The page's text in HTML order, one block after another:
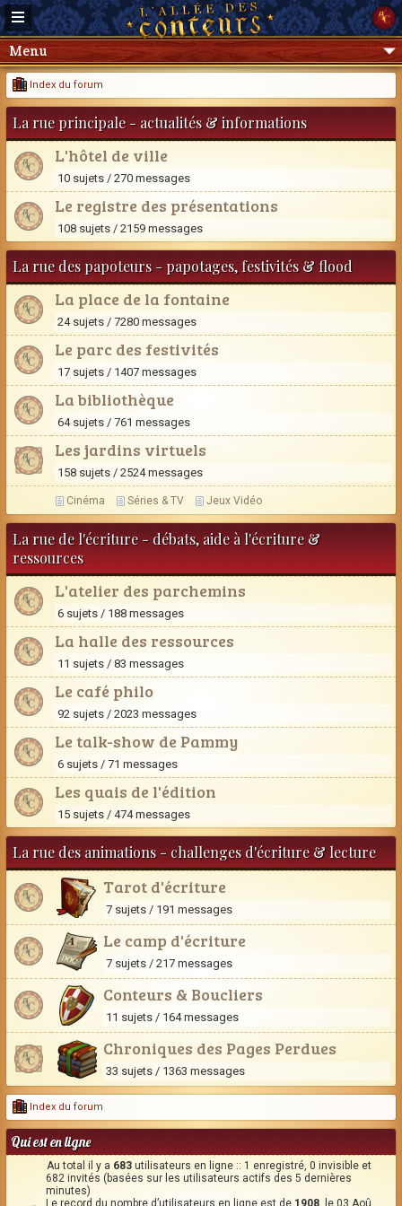
Menu
Index du forum
La rue principale - actualités & informations
L'hôtel de ville
10 sujets / 270 messages
Le registre des présentations
108 sujets / 2159 messages
La rue des papoteurs - papotages, festivités & flood
La place de la fontaine
24 sujets / 7280 messages
Le parc des festivités
17 sujets / 1407 messages
La bibliothèque
64 sujets / 761 messages
Les jardins virtuels
158 sujets / 2524 messages
Cinéma Séries & TV Jeux Vidéo
La rue de l'écriture - débats, aide à l'écriture &
ressources
L'atelier des parchemins
6 sujets / 188 messages
La halle des ressources
11 sujets / 83 messages
Le café philo
92 sujets / 2023 messages
Le talk-show de Pammy
6 sujets / 71 messages
Les quais de l'édition
15 sujets / 474 messages
La rue des animations - challenges d'écriture & lecture
Tarot d'écriture
7 sujets / 191 messages
Le camp d'écriture
7 sujets / 217 messages
Conteurs & Boucliers
11 sujets / 164 messages
Chroniques des Pages Perdues
33 sujets / 1363 messages
Index du forum
Qui est en ligne
Au total il y a 683 utilisateurs en ligne :: 1 enregistré, 0 invisible et
682 invités (basées sur les utilisateurs actifs des 5 dernières
minutes)
Le record du nombre d’utilisateurs en ligne est de 1908 , le 03 Aoû